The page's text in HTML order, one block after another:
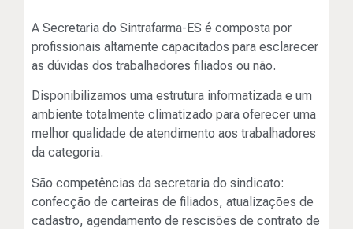
A Secretaria do Sintrafarma-ES é composta por
profissionais altamente capacitados para esclarecer
as dúvidas dos trabalhadores filiados ou não.
Disponibilizamos uma estrutura informatizada e um
ambiente totalmente climatizado para oferecer uma
melhor qualidade de atendimento aos trabalhadores
da categoria.
São competências da secretaria do sindicato:
confecção de carteiras de filiados, atualizações de
cadastro, agendamento de rescisões de contrato de